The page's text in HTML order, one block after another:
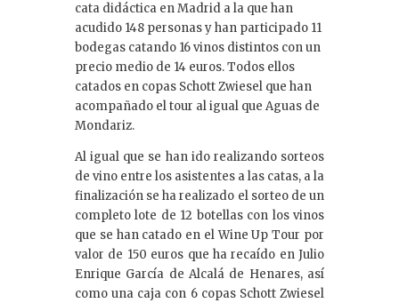
cata didáctica en Madrid a la que han
acudido 148 personas y han participado 11
bodegas catando 16 vinos distintos con un
precio medio de 14 euros. Todos ellos
catados en copas Schott Zwiesel que han
acompañado el tour al igual que Aguas de
Mondariz.
Al igual que se han ido realizando sorteos
de vino entre los asistentes a las catas, a la
finalización se ha realizado el sorteo de un
completo lote de 12 botellas con los vinos
que se han catado en el Wine Up Tour por
valor de 150 euros que ha recaído en Julio
Enrique García de Alcalá de Henares, así
como una caja con 6 copas Schott Zwiesel